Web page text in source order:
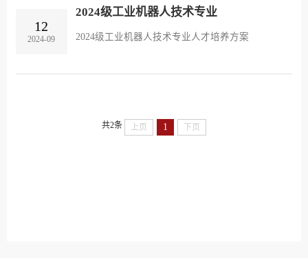
12
2024-09
2024级工业机器人技术专业
2024级工业机器人技术专业人才培养方案
共2条 上页 1 下页